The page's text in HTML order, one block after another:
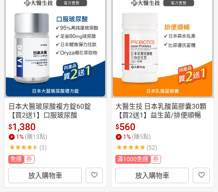
日本大醫玻尿酸複方錠60錠
【買2送1】口服玻尿酸
$1,380
1% (賺13點)
(3)
免運
券
放入購物車
大醫生技 日本乳酸菌膠囊30顆
【買2送1】益生菌/排便順暢
$560
1% (賺5點)
(52)
滿1000免運
券
放入購物車